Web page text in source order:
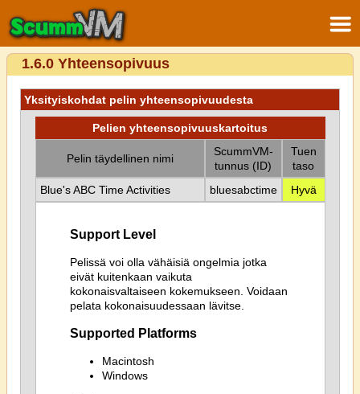
1.6.0 Yhteensopivuus
Yksityiskohdat pelin yhteensopivuudesta
Pelien yhteensopivuuskartoitus
Pelin täydellinen nimi
ScummVM-
tunnus (ID)
Tuen
taso
Blue's ABC Time Activities
bluesabctime Hyvä
Support Level
Pelissä voi olla vähäisiä ongelmia jotka
eivät kuitenkaan vaikuta
kokonaisvaltaiseen kokemukseen. Voidaan
pelata kokonaisuudessaan lävitse.
Supported Platforms
Macintosh
Windows